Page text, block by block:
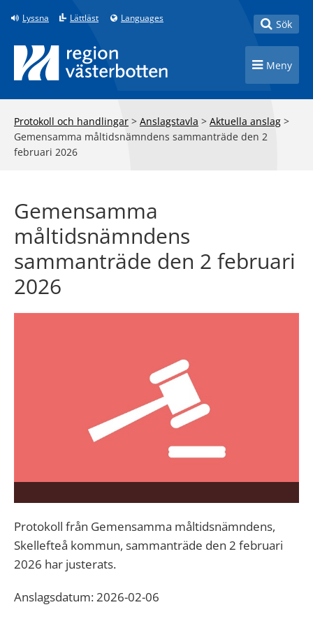
Till innehåll på sidan
Lyssna Lättläst Languages Toggle
Sök
Toggle
Meny
Protokoll och handlingar > Anslagstavla > Aktuella anslag >
Gemensamma måltidsnämndens sammanträde den 2
februari 2026
Gemensamma
måltidsnämndens
sammanträde den 2 februari
2026
Protokoll från Gemensamma måltidsnämndens,
Skellefteå kommun, sammanträde den 2 februari
2026 har justerats.
Anslagsdatum: 2026-02-06